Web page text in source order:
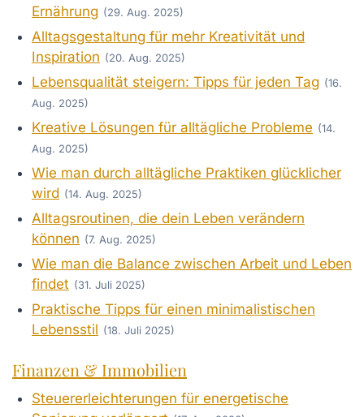
Ernährung (29. Aug. 2025)
Alltagsgestaltung für mehr Kreativität und
Inspiration (20. Aug. 2025)
Lebensqualität steigern: Tipps für jeden Tag (16.
Aug. 2025)
Kreative Lösungen für alltägliche Probleme (14.
Aug. 2025)
Wie man durch alltägliche Praktiken glücklicher
wird (14. Aug. 2025)
Alltagsroutinen, die dein Leben verändern
können (7. Aug. 2025)
Wie man die Balance zwischen Arbeit und Leben
findet (31. Juli 2025)
Praktische Tipps für einen minimalistischen
Lebensstil (18. Juli 2025)
Finanzen & Immobilien
Steuererleichterungen für energetische